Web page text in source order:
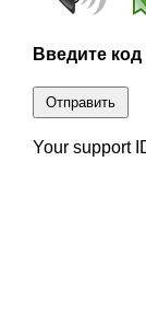
Введите код
Отправить
Your support